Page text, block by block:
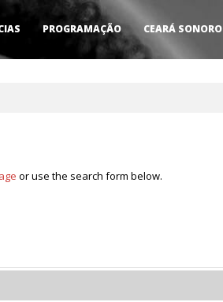
PROGRAMAÇÃO CEARÁ SONORO
or use the search form below.